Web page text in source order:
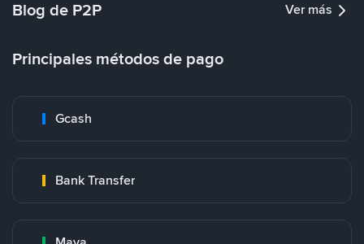
Blog de P2P Ver más
Principales métodos de pago
Gcash
Bank Transfer